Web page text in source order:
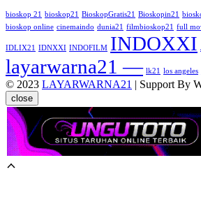
bioskop 21 bioskop21 BioskopGratis21 Bioskopin21
bioskop online cinemaindo dunia21 filmbioskop21 full
IDLIX21 IDNXXI INDOFILM INDOXXI
layarwarna21 — lk21 los angeles
© 2023 LAYARWARNA21 | Support By
close